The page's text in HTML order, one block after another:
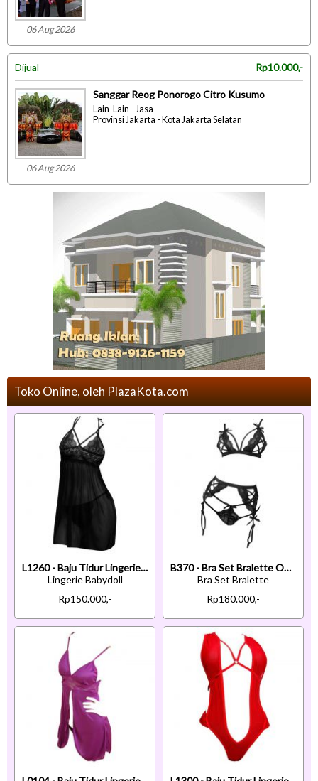
06 Aug 2026
Dijual Rp10.000,-
06 Aug 2026
Sanggar Reog Ponorogo Citro Kusumo
Lain-Lain - Jasa
Provinsi Jakarta - Kota Jakarta Selatan
Toko Online, oleh PlazaKota.com
L1260 - Baju Tidur Lingerie Babydoll Mini Dress Tali Silang Hitam Transparan Open Cup Tali Ikat Bela
Lingerie Babydoll
Rp150.000,-
B370 - Bra Set Bralette Open Cup Hitam Celana Dalam Garter Belt Stocking
Bra Set Bralette
Rp180.000,-